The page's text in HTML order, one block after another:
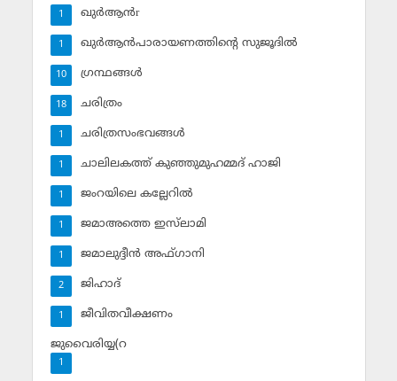
ഖുര്‍ആന്‍r
1
ഖുര്‍ആന്‍പാരായണത്തിന്റെ സുജൂദില്‍
1
ഗ്രന്ഥങ്ങള്‍
10
ചരിത്രം
18
ചരിത്രസംഭവങ്ങള്‍
1
ചാലിലകത്ത് കുഞ്ഞുമുഹമ്മദ് ഹാജി
1
ജംറയിലെ കല്ലേറില്‍
1
ജമാഅത്തെ ഇസ്‌ലാമി
1
ജമാലുദ്ദീന്‍ അഫ്ഗാനി
1
ജിഹാദ്‌
2
ജീവിതവീക്ഷണം
1
ജുവൈരിയ്യ(റ
1